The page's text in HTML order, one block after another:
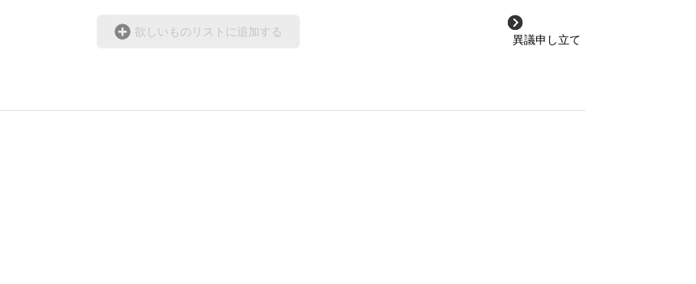
欲しいものリストに追加する
異議申し立て